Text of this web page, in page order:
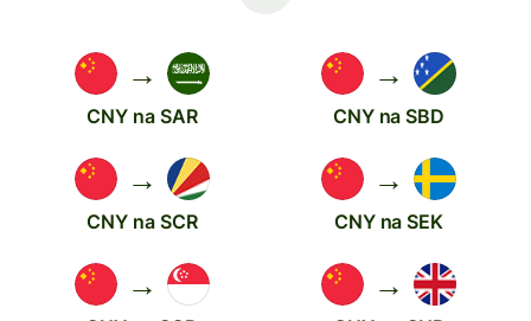
→
CNY na SAR
→
CNY na SBD
→
CNY na SCR
→
CNY na SEK
→ →